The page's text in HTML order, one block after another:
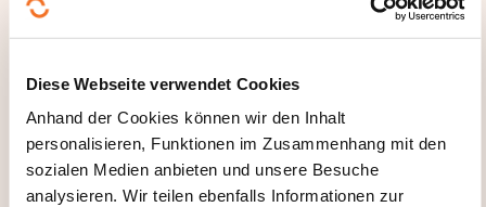
Diese Webseite verwendet Cookies
Anhand der Cookies können wir den Inhalt
personalisieren, Funktionen im Zusammenhang mit den
sozialen Medien anbieten und unsere Besuche
analysieren. Wir teilen ebenfalls Informationen zur
jean-marc.poncelet@lc-academie.lu
Mehr zum Weiterbildungsanbieter:
LC ACADEMIE